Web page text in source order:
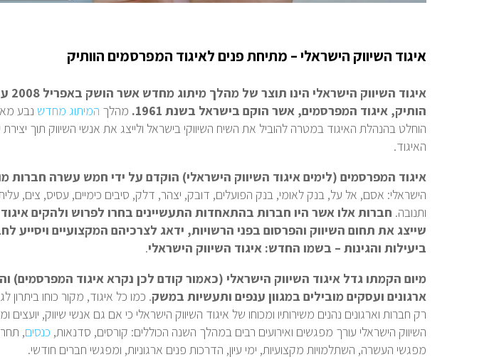
איגוד השיווק הישראלי – מתיחת פנים לאיגוד המפרסמים הוותיק
איגוד
הותיק, איגוד המפרסמים, אשר הוקם בישראל בשנת 1961.
מהלך המיתוג מחדש נבע
הוחלט בהנהלת האיגוד במטרה להוביל את השיח השיווקי בישראל ולייצג את אנשי השיווק תוך
האיגוד.
איגוד המפרסמים (לימים איגוד השיווק הישראלי) הוקדם על ידי חמש עשרה חברות
הישראלי: אסם, אל על, בנק לאומי, בנק הפועלים, דובק, יצהר, דלק, סיבים כימיים, עסיס, צים,
ותנובה. חברות אלו אשר היו חברות בהתאחדות התעשיינים בחרו לפרוש ולהקים
שייצג את תחום השיווק והפרסום בפני הרשויות, ידאג לצרכיהם המקצועיים ויסייע
ביעילות והגינות – בשמו החדש: איגוד השיווק הישראלי.
ארגונים ועסקים מובילים במגוון ענפים ותעשיות במשק. כמו כל איגוד, מקור כוחו ביתרון
רק חברות וארגונים נהנים משירותיו ומכוחו של איגוד השיווק הישראלי כי אם גם אנשי שיווק, יועצים
השיווק הישראלי עורך מפגשים ואירועים רבים במהלך השנה הכוללים: קורסים, סדנאות, כנסים,
מפגשי העשרה, השתלמויות מקצועיות, ימי עיון, הדרכות פנים ארגוניות, ומפגשי חברים חודשי.